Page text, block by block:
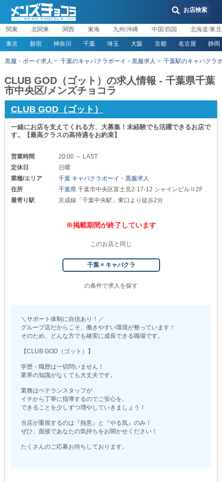
お店検索
関東 北関東 関西 東海 九州/沖縄 中国/四国 北海道/東北
東京 新宿 神奈川 千葉 埼玉 大阪 京都 名古屋 静岡
黒服・ボーイ求人 千葉のキャバクラボーイ・黒服求人 千葉駅のキャバクラ
CLUB GOD（ゴット）の求人情報 - 千葉県千葉
市中央区/メンズチョコラ
CLUB GOD（ゴット）
一緒にお店を支えてくれる方、大募集！未経験でも活躍できるお店で
す。【最高クラスの高待遇をお約束】
営業時間
20:00 ～ LAST
定休日
日曜
業種/エリア
千葉 キャバクラボーイ・黒服求人
住所
千葉県千葉市中央区富士見2-17-12 シャインビルⅡ2F
最寄り駅
京成線「千葉中央駅」東口より徒歩2分
※掲載期間が終了しています
このお店と同じ
千葉 × キャバクラ
の条件で求人を探す
＼サポート体制に自信あり！／
グループ店だからこそ、働きやすい環境が整っています！
そのため、どんな方でも確実に成長できる職場です。
【CLUB GOD（ゴット）】
学歴・職歴は一切問いません！
業界の知識がなくても大丈夫です。
業務はベテランスタッフが
イチから丁寧に指導するのでご安心を。
できることを少しずつ増やしていきましょう！
当店が重視するのは『熱意』と『やる気』のみ！
ぜひ、面接であなたの気持ちをお聞かせください！
たくさんのご応募お待ちしております。